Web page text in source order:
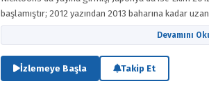
başlamıştır; 2012 yazından 2013 baharına kadar
ülke ülke küresel lansmanları yapılmıştır. Dizinin
Wolfson'dur. Dağıtımı FremantleMedia tarafından
Entertainment USA, FremantleMedia, Jakks Pacific
Devamını
İzlemeye Başla Takip Et